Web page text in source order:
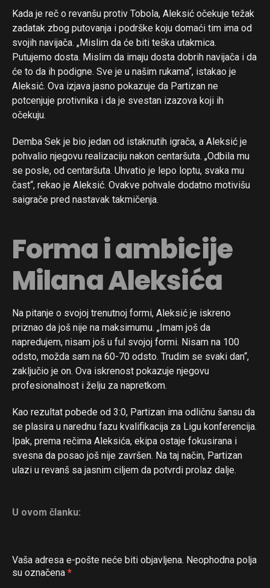
Kada je reč o revanšu protiv Tobola, Aleksić očekuje težak
zadatak zbog putovanja i podrške koju domaći tim ima od
svojih navijača. „Mislim da će biti teška utakmica.
Putujemo dosta. Mislim da imaju dosta dobrih navijača i da
će to da ih podigne. Sve je u našim rukama“, istakao je
Aleksić. Ova izjava jasno pokazuje da Partizan ne
potcenjuje protivnika i da je svestan izazova koji ih
očekuju.
Demba Sek je bio jedan od istaknutih igrača, a Aleksić je
pohvalio njegovu realizaciju nakon centaršuta. „Odbila mu
se posle, od centaršuta. Uhvatio je lepo loptu, svaka mu
čast“, rekao je Aleksić. Ovakve pohvale dodatno motivišu
saigrače pred nastavak takmičenja.
Forma i ambicije
Milana Aleksića
Na pitanje o svojoj trenutnoj formi, Aleksić je iskreno
priznao da još nije na maksimumu. „Imam još da
napredujem, nisam još u ful svojoj formi. Nisam na 100
odsto, možda sam na 60-70 odsto. Trudim se svaki dan“,
zaključio je on. Ova iskrenost pokazuje njegovu
profesionalnost i želju za napretkom.
Kao rezultat pobede od 3:0, Partizan ima odličnu šansu da
se plasira u narednu fazu kvalifikacija za Ligu konferencija.
Ipak, prema rečima Aleksića, ekipa ostaje fokusirana i
svesna da posao još nije završen. Na taj način, Partizan
ulazi u revanš sa jasnim ciljem da potvrdi prolaz dalje.
U ovom članku:
Vaša adresa e-pošte neće biti objavljena. Neophodna polja
su označena *
Flipboard
Reddit
Pinterest
Whatsapp
Email